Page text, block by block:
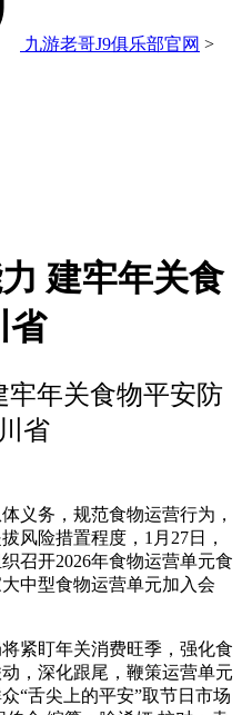
九游老哥J9俱乐部官网 >
建牢年关食
省
牢年关食物平安防
省
务，规范食物运营行为，
风险措置程度，1月27日，
召开2026年食物运营单元食
中型食物运营单元加入会
盯年关消费旺季，强化食
，深化跟尾，鞭策运营单元
“舌尖上的平安”取节日市场